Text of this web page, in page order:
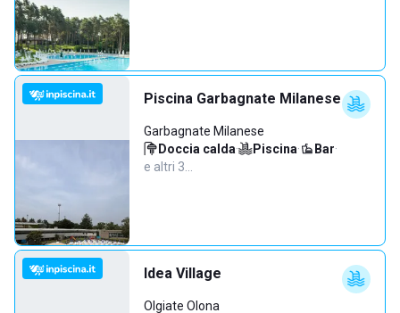
Piscina Garbagnate Milanese
Garbagnate Milanese
Doccia calda· Piscina· Bar·
e altri 3…
Idea Village
Olgiate Olona